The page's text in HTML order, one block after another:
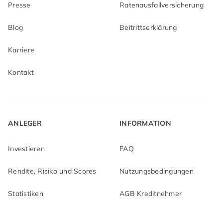
Presse
Blog
Karriere
Kontakt
Ratenausfallversicherung
Beitrittserklärung
ANLEGER
Investieren
Rendite, Risiko und Scores
Statistiken
INFORMATION
FAQ
Nutzungsbedingungen
AGB Kreditnehmer